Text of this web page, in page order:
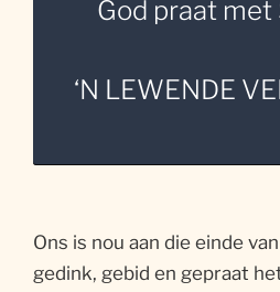
God praat met
‘N LEWENDE
Ons is nou aan die einde
gedink, gebid en gepraat